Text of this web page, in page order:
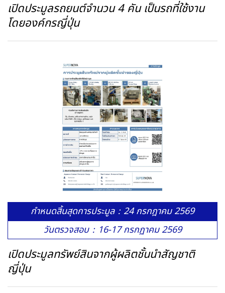
เปิดประมูลรถยนต์จำนวน 4 คัน เป็นรถที่ใช้งาน
โดยองค์กรญี่ปุ่น
กำหนดสิ้นสุดการประมูล：24 กรกฎาคม 2569
วันตรวจสอบ：16-17 กรกฏาคม 2569
เปิดประมูลทรัพย์สินจากผู้ผลิตชั้นนำสัญชาติ
ญี่ปุ่น